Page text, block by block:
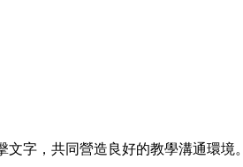
字，共同營造良好的教學溝通環境。